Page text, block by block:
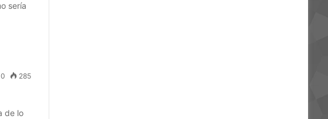
sería
0 285
de lo